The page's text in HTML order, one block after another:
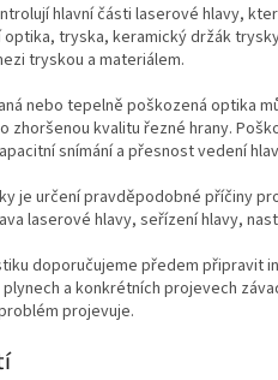
hlavní části laserové hlavy,
optika, tryska, keramický držák
tryskou a materiálem.
nebo tepelně poškozená optika
zhoršenou kvalitu řezné hrany.
snímání a přesnost vedení
je určení pravděpodobné příčiny
laserové hlavy, seřízení hlavy,
doporučujeme předem připravit
a konkrétních projevech
projevuje.